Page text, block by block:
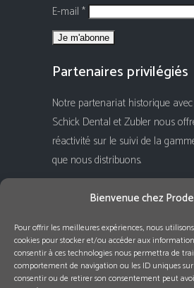
Bienvenue chez
Pour offrir les meilleures expériences, nous
cookies pour stocker et/ou accéder aux
consentir à ces technologies nous permettra de
comportement de navigation ou les ID uniques
consentir ou de retirer son consentement peut
E-mail *
Partenaires privilégiés
Notre partenariat historique
Schick Dental et Zubler nous
réactivité sur le suivi de la
que nous distribuons.
Rejoignez-nous !